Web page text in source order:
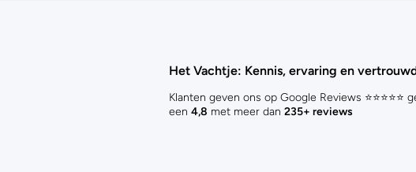
Het Vachtje: Kennis, ervaring en
Klanten geven ons op Google Reviews ⭐⭐⭐⭐⭐
een 4,8 met meer dan 235+ reviews